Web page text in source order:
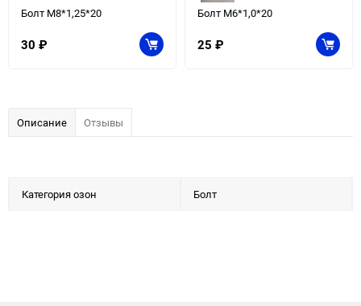
Болт М8*1,25*20
30 ₽
Болт М6*1,0*20
25 ₽
Описание Отзывы
Категория озон Болт